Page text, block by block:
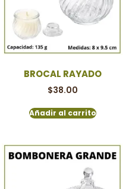
BROCAL RAYADO
$38.00
Añadir al carrito